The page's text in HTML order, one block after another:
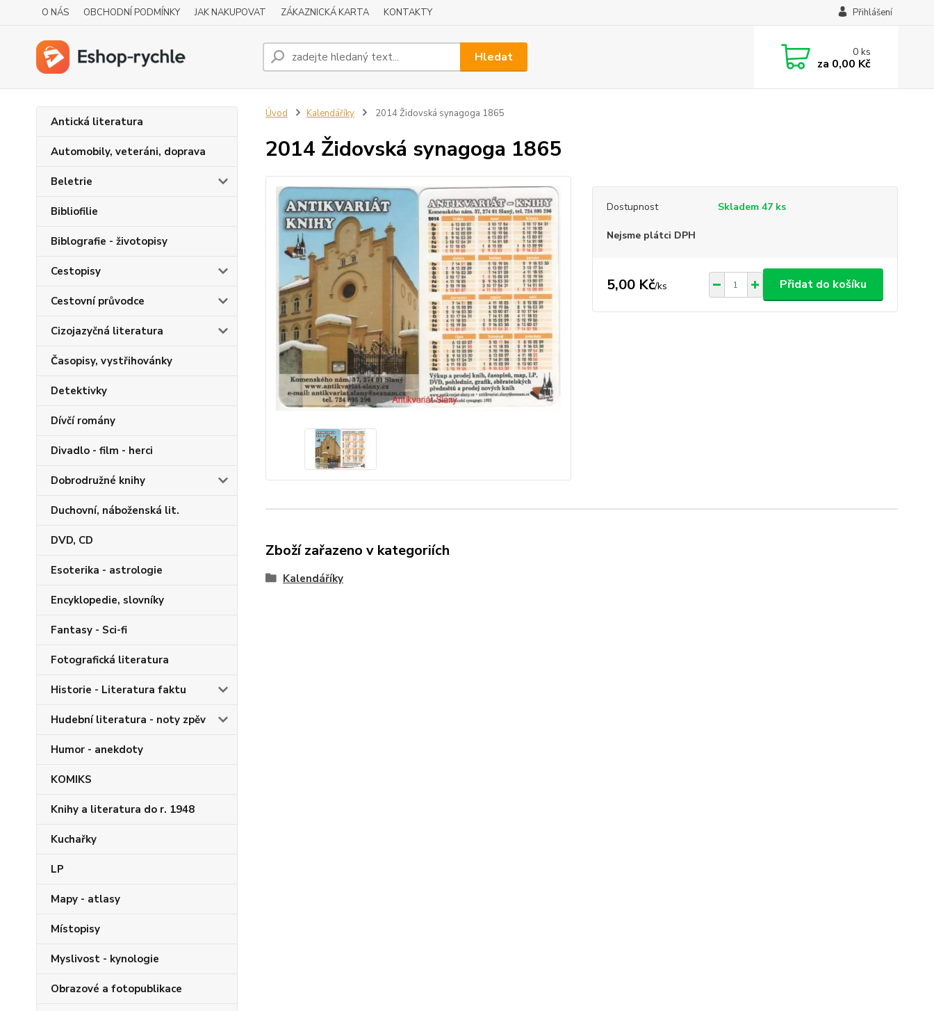
O NÁS OBCHODNÍ PODMÍNKY JAK NAKUPOVAT ZÁKAZNICKÁ KARTA KONTAKTY Přihlášení
Hledat 0ks
za 0,00 Kč
Antická literatura
Automobily, veteráni, doprava
Beletrie
Bibliofilie
Biblografie - životopisy
Cestopisy
Cestovní průvodce
Cizojazyčná literatura
Časopisy, vystřihovánky
Detektivky
Dívčí romány
Divadlo - film - herci
Dobrodružné knihy
Duchovní, náboženská lit.
DVD, CD
Esoterika - astrologie
Encyklopedie, slovníky
Fantasy - Sci-fi
Fotografická literatura
Historie - Literatura faktu
Hudební literatura - noty zpěv
Humor - anekdoty
KOMIKS
Knihy a literatura do r. 1948
Kuchařky
LP
Mapy - atlasy
Místopisy
Myslivost - kynologie
Obrazové a fotopublikace
Úvod Kalendáříky 2014 Židovská synagoga 1865
2014 Židovská synagoga 1865
Dostupnost Skladem 47 ks
Nejsme plátci DPH
5,00 Kč/ks Přidat do košíku
Zboží zařazeno v kategoriích
Kalendáříky